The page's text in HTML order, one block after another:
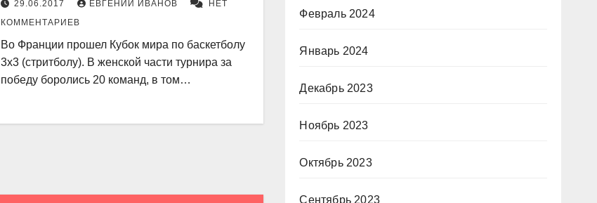
29.06.2017 ЕВГЕНИЙ ИВАНОВ
НЕТ
КОММЕНТАРИЕВ
Во Франции прошел Кубок мира по баскетболу
3х3 (стритболу). В женской части турнира за
победу боролись 20 команд, в том…
Февраль 2024
Январь 2024
Декабрь 2023
Ноябрь 2023
Октябрь 2023
Сентябрь 2023